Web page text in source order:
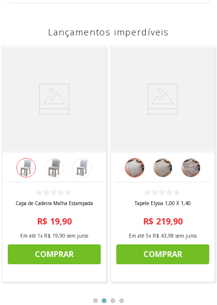
Lançamentos imperdíveis
Capa de Cadeira Malha Estampada
R$ 19,90
Em até 1x R$ 19,90 sem juros
COMPRAR
Tapete Elysia 1,00 X 1,40
R$ 219,90
Em até 5x R$ 43,98 sem juros
COMPRAR